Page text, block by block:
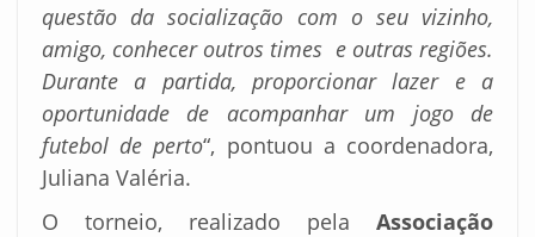
questão da socialização com o seu vizinho,
amigo, conhecer outros times e outras regiões.
Durante a partida, proporcionar lazer e a
oportunidade de acompanhar um jogo de
futebol de perto“, pontuou a coordenadora,
Juliana Valéria.
O torneio, realizado pela Associação